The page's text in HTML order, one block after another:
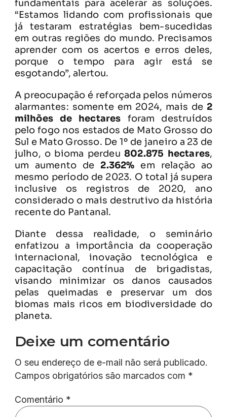
fundamentais para acelerar as soluções.
“Estamos lidando com profissionais que
já testaram estratégias bem-sucedidas
em outras regiões do mundo. Precisamos
aprender com os acertos e erros deles,
porque o tempo para agir está se
esgotando”, alertou.
A preocupação é reforçada pelos números
alarmantes: somente em 2024, mais de 2
milhões de hectares foram destruídos
pelo fogo nos estados de Mato Grosso do
Sul e Mato Grosso. De 1º de janeiro a 23 de
julho, o bioma perdeu802.875 hectares,
um aumento de 2.362% em relação ao
mesmo período de 2023. O total já supera
inclusive os registros de 2020, ano
considerado o mais destrutivo da história
recente do Pantanal.
Diante dessa realidade, o seminário
enfatizou a importância da cooperação
internacional, inovação tecnológica e
capacitação contínua de brigadistas,
visando minimizar os danos causados
pelas queimadas e preservar um dos
biomas mais ricos em biodiversidade do
planeta.
Deixe um comentário
O seu endereço de e-mail não será publicado.
Campos obrigatórios são marcados com *
Comentário *